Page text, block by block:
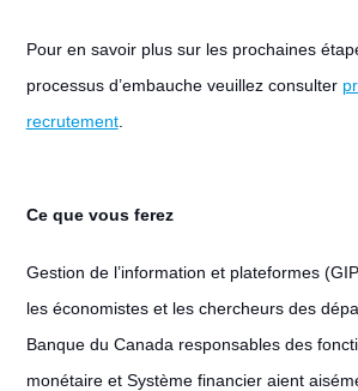
Pour en savoir plus sur les prochaines
processus d’embauche veuillez consulter
recrutement.
Ce que vous ferez
Gestion de l’information et plateformes
les économistes et les chercheurs des
Banque du Canada responsables des
monétaire et Système financier aient